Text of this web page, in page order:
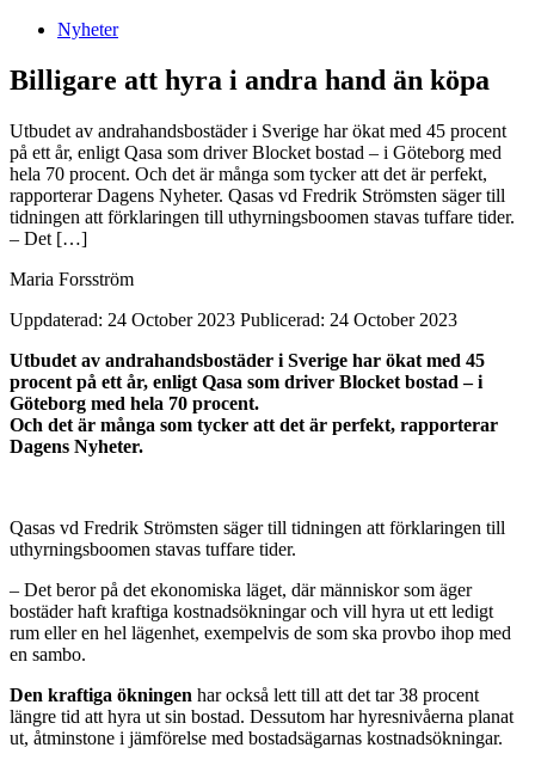
Nyheter
Billigare att hyra i andra hand än köpa
Utbudet av andrahandsbostäder i Sverige har ökat med 45 procent
på ett år, enligt Qasa som driver Blocket bostad – i Göteborg med
hela 70 procent. Och det är många som tycker att det är perfekt,
rapporterar Dagens Nyheter. Qasas vd Fredrik Strömsten säger till
tidningen att förklaringen till uthyrningsboomen stavas tuffare tider.
– Det […]
Maria Forsström
Uppdaterad: 24 October 2023 Publicerad: 24 October 2023
Utbudet av andrahandsbostäder i Sverige har ökat med 45
procent på ett år, enligt Qasa som driver Blocket bostad – i
Göteborg med hela 70 procent.
Och det är många som tycker att det är perfekt, rapporterar
Dagens Nyheter.
Qasas vd Fredrik Strömsten säger till tidningen att förklaringen till
uthyrningsboomen stavas tuffare tider.
– Det beror på det ekonomiska läget, där människor som äger
bostäder haft kraftiga kostnadsökningar och vill hyra ut ett ledigt
rum eller en hel lägenhet, exempelvis de som ska provbo ihop med
en sambo.
Den kraftiga ökningen har också lett till att det tar 38 procent
längre tid att hyra ut sin bostad. Dessutom har hyresnivåerna planat
ut, åtminstone i jämförelse med bostadsägarnas kostnadsökningar.